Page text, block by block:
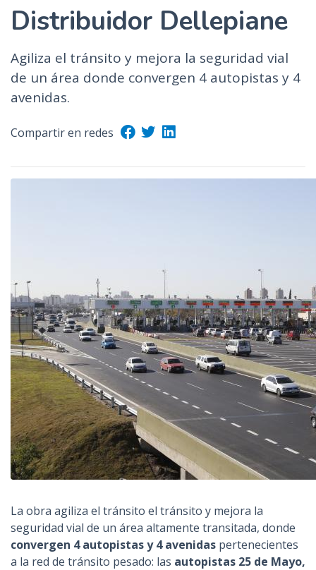
Distribuidor Dellepiane
Agiliza el tránsito y mejora la seguridad vial
de un área donde convergen 4 autopistas y 4
avenidas.
Compartir en redes
La obra agiliza el tránsito el tránsito y mejora la
seguridad vial de un área altamente transitada, donde
convergen 4 autopistas y 4 avenidas pertenecientes
a la red de tránsito pesado: las autopistas 25 de Mayo,